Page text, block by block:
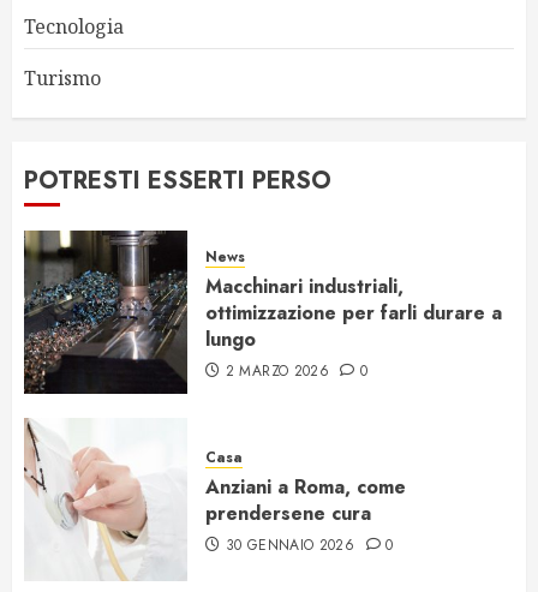
Tecnologia
Turismo
POTRESTI ESSERTI PERSO
News
Macchinari industriali,
ottimizzazione per farli durare a
lungo
2 MARZO 2026 0
Casa
Anziani a Roma, come
prendersene cura
30 GENNAIO 2026 0